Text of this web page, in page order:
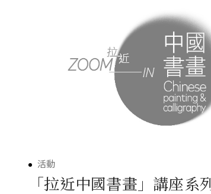
活動
「拉近中國書畫」講座系列